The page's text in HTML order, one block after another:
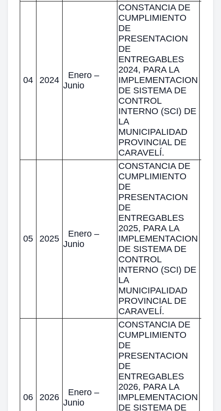
04 2024
Enero –
Junio
CONSTANCIA DE
CUMPLIMIENTO
DE
PRESENTACION
DE
ENTREGABLES
2024, PARA LA
IMPLEMENTACION
DE SISTEMA DE
CONTROL
INTERNO (SCI) DE
LA
MUNICIPALIDAD
PROVINCIAL DE
CARAVELÍ.
05 2025
Enero –
Junio
CONSTANCIA DE
CUMPLIMIENTO
DE
PRESENTACION
DE
ENTREGABLES
2025, PARA LA
IMPLEMENTACION
DE SISTEMA DE
CONTROL
INTERNO (SCI) DE
LA
MUNICIPALIDAD
PROVINCIAL DE
CARAVELÍ.
06 2026
Enero –
Junio
CONSTANCIA DE
CUMPLIMIENTO
DE
PRESENTACION
DE
ENTREGABLES
2026, PARA LA
IMPLEMENTACION
DE SISTEMA DE